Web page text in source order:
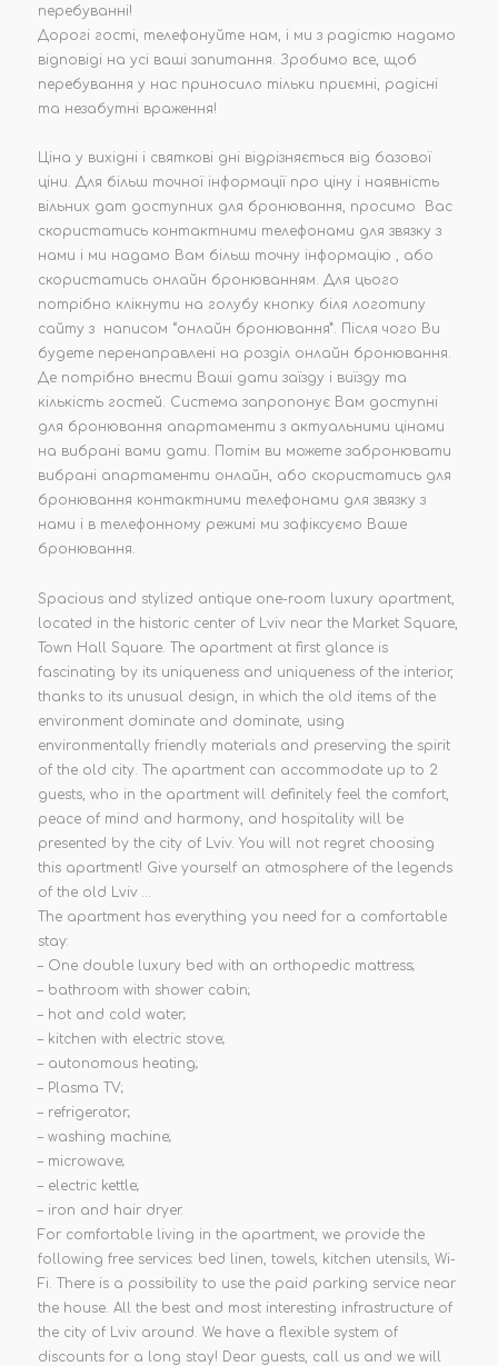
перебуванні!
Дорогі гості, телефонуйте нам, і ми з радістю надамо
відповіді на усі ваші запитання. Зробимо все, щоб
перебування у нас приносило тільки приємні, радісні
та незабутні враження!
Ціна у вихідні і святкові дні відрізняється від базової
ціни. Для більш точної інформації про ціну і наявність
вільних дат доступних для бронювання, просимо Вас
скористатись контактними телефонами для звязку з
нами і ми надамо Вам більш точну інформацію , або
скористатись онлайн бронюванням. Для цього
потрібно клікнути на голубу кнопку біля логотипу
сайту з написом “онлайн бронювання”. Після чого Ви
будете перенаправлені на розділ онлайн бронювання.
Де потрібно внести Ваші дати заїзду і виїзду та
кількість гостей. Система запропонує Вам доступні
для бронювання апартаменти з актуальними цінами
на вибрані вами дати. Потім ви можете забронювати
вибрані апартаменти онлайн, або скористатись для
бронювання контактними телефонами для звязку з
нами і в телефонному режимі ми зафіксуємо Ваше
бронювання.
Spacious and stylized antique one-room luxury apartment,
located in the historic center of Lviv near the Market Square,
Town Hall Square. The apartment at first glance is
fascinating by its uniqueness and uniqueness of the interior,
thanks to its unusual design, in which the old items of the
environment dominate and dominate, using
environmentally friendly materials and preserving the spirit
of the old city. The apartment can accommodate up to 2
guests, who in the apartment will definitely feel the comfort,
peace of mind and harmony, and hospitality will be
presented by the city of Lviv. You will not regret choosing
this apartment! Give yourself an atmosphere of the legends
of the old Lviv …
The apartment has everything you need for a comfortable
stay:
– One double luxury bed with an orthopedic mattress;
– bathroom with shower cabin;
– hot and cold water;
– kitchen with electric stove;
– autonomous heating;
– Plasma TV;
– refrigerator;
– washing machine;
– microwave;
– electric kettle;
– iron and hair dryer.
For comfortable living in the apartment, we provide the
following free services: bed linen, towels, kitchen utensils, Wi-
Fi. There is a possibility to use the paid parking service near
the house. All the best and most interesting infrastructure of
the city of Lviv around. We have a flexible system of
discounts for a long stay! Dear guests, call us and we will